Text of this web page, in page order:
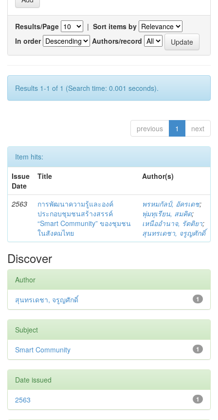
Results/Page | Sort items by
In order
Authors/record
Results 1-1 of 1 (Search time: 0.001 seconds).
previous 1 next
Item hits:
Issue
Date
Title Author(s)
2563
การพัฒนาความรู้และองค์
ประกอบชุมชนสร้างสรรค์
“Smart Community” ของชุมชน
ในสังคมไทย
พรหมกัลป์, อัครเดช;
พุ่มทุเรียน, สมคิด;
เหนืออำนาจ, รัตติยา;
สุนทรเดชา, จรูญศักดิ์
Discover
Author
1
สุนทรเดชา, จรูญศักดิ์
Subject
1
Smart Community
Date issued
1
2563